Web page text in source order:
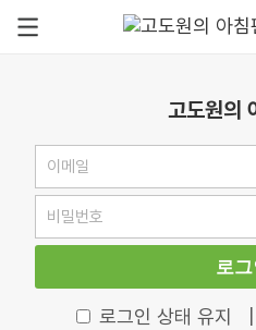
고도원의
로그
로그인 상태 유지